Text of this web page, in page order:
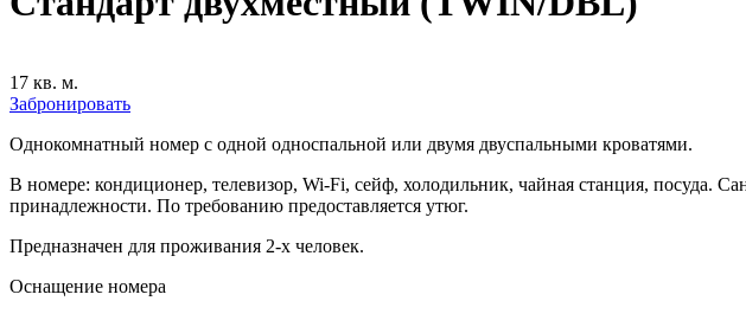
17 кв. м.
Забронировать
Однокомнатный номер с одной односпальной или двумя двуспальными кроватями.
В номере: кондиционер, телевизор, Wi-Fi, сейф, холодильник, чайная станция, посуда.
принадлежности. По требованию предоставляется утюг.
Предназначен для проживания 2-х человек.
Оснащение номера